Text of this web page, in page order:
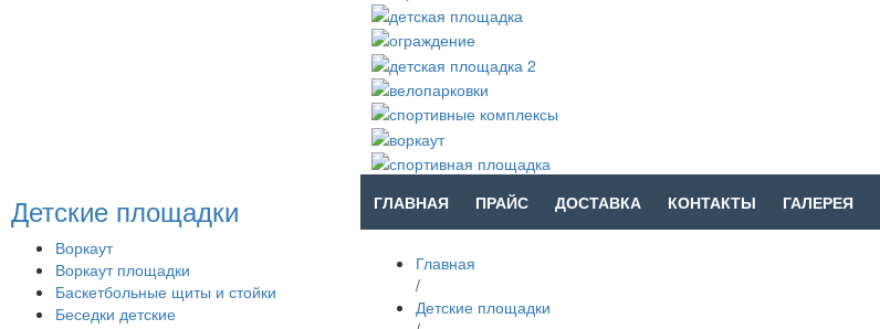
Детские площадки
Воркаут
Воркаут площадки
Баскетбольные щиты и стойки
Беседки детские
ГЛАВНАЯ ПРАЙС ДОСТАВКА КОНТАКТЫ ГАЛЕРЕЯ
Главная
/
Детские площадки